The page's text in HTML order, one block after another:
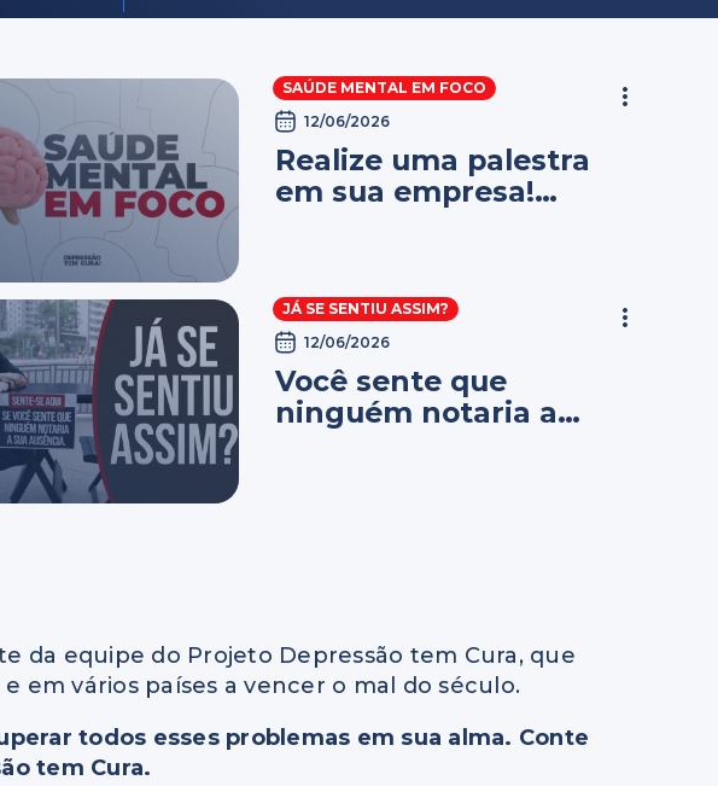
SAÚDE MENTAL EM FOCO
12/06/2026
Realize uma palestra
em sua empresa!
JÁ SE SENTIU ASSIM?
12/06/2026
Você sente que
ninguém notaria a
da equipe do Projeto Depressão tem Cura, que
em vários países a vencer o mal do século.
todos esses problemas em sua alma. Conte
tem Cura.